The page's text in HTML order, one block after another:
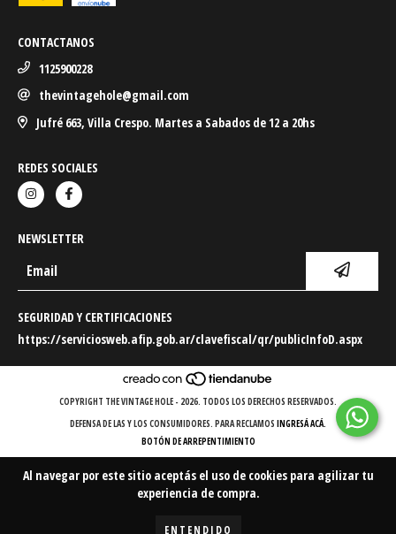
Al navegar por este sitio aceptás el uso de cookiespara agilizar tu
experiencia de compra.
ENTENDIDO
CONTACTANOS
1125900228
thevintagehole@gmail.com
Jufré 663, Villa Crespo. Martes a Sabados de 12 a 20hs
REDES SOCIALES
NEWSLETTER
SEGURIDAD Y CERTIFICACIONES
https://serviciosweb.afip.gob.ar/clavefiscal/qr/publicInfoD.aspx
COPYRIGHT THE VINTAGE HOLE - 2026. TODOS LOS DERECHOS RESERVADOS.
DEFENSA DE LAS Y LOS CONSUMIDORES. PARA RECLAMOS INGRESÁ ACÁ.
BOTÓN DE ARREPENTIMIENTO